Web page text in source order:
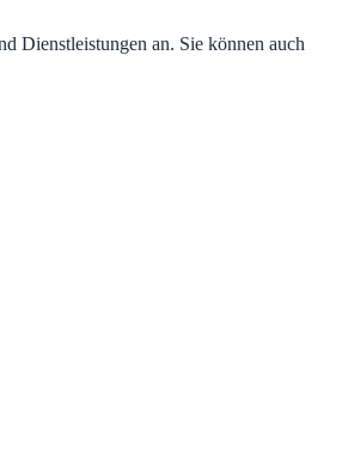
Dienstleistungen an. Sie können auch